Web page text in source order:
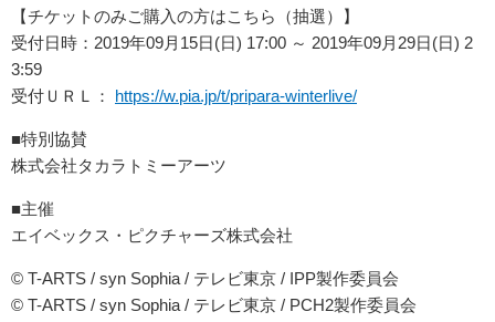
【チケットのみご購入の方はこちら（抽選）】
受付日時：2019年09月15日(日) 17:00 ～ 2019年09月29日(日) 2
3:59
受付ＵＲＬ： https://w.pia.jp/t/pripara-winterlive/
■特別協賛
株式会社タカラトミーアーツ
■主催
エイベックス・ピクチャーズ株式会社
© T-ARTS / syn Sophia / テレビ東京 / IPP製作委員会
© T-ARTS / syn Sophia / テレビ東京 / PCH2製作委員会